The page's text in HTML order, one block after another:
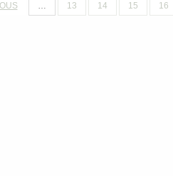
… 13 14 15 16